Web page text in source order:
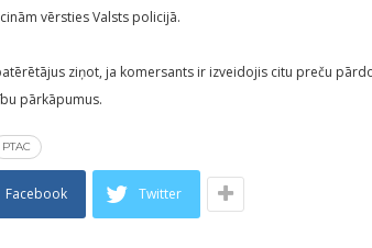
vērsties Valsts policijā.
ziņot, ja komersants ir izveidojis citu preču
pārkāpumus.
PTAC
Facebook Twitter